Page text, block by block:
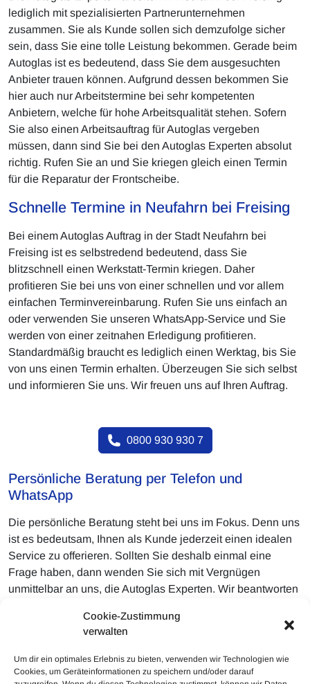
Cookie-Zustimmung
verwalten
Um dir ein optimales Erlebnis zu bieten, verwenden wir Technologien wie
Cookies, um Geräteinformationen zu speichern und/oder darauf
lediglich mit spezialisierten Partnerunternehmen
zusammen. Sie als Kunde sollen sich demzufolge sicher
sein, dass Sie eine tolle Leistung bekommen. Gerade beim
Autoglas ist es bedeutend, dass Sie dem ausgesuchten
Anbieter trauen können. Aufgrund dessen bekommen Sie
hier auch nur Arbeitstermine bei sehr kompetenten
Anbietern, welche für hohe Arbeitsqualität stehen. Sofern
Sie also einen Arbeitsauftrag für Autoglas vergeben
müssen, dann sind Sie bei den Autoglas Experten absolut
richtig. Rufen Sie an und Sie kriegen gleich einen Termin
für die Reparatur der Frontscheibe.
Schnelle Termine in Neufahrn bei Freising
Bei einem Autoglas Auftrag in der Stadt Neufahrn bei
Freising ist es selbstredend bedeutend, dass Sie
blitzschnell einen Werkstatt-Termin kriegen. Daher
profitieren Sie bei uns von einer schnellen und vor allem
einfachen Terminvereinbarung. Rufen Sie uns einfach an
oder verwenden Sie unseren WhatsApp-Service und Sie
werden von einer zeitnahen Erledigung profitieren.
Standardmäßig braucht es lediglich einen Werktag, bis Sie
von uns einen Termin erhalten. Überzeugen Sie sich selbst
und informieren Sie uns. Wir freuen uns auf Ihren Auftrag.
0800 930 930 7
Persönliche Beratung per Telefon und
WhatsApp
Die persönliche Beratung steht bei uns im Fokus. Denn uns
ist es bedeutsam, Ihnen als Kunde jederzeit einen idealen
Service zu offerieren. Sollten Sie deshalb einmal eine
Frage haben, dann wenden Sie sich mit Vergnügen
unmittelbar an uns, die Autoglas Experten. Wir beantworten
auch Fotos vom Schaden schicken, damit die Autoglas
Experten Ihnen direkt eine ganz persönliche Einschätzung
dazu abgeben.